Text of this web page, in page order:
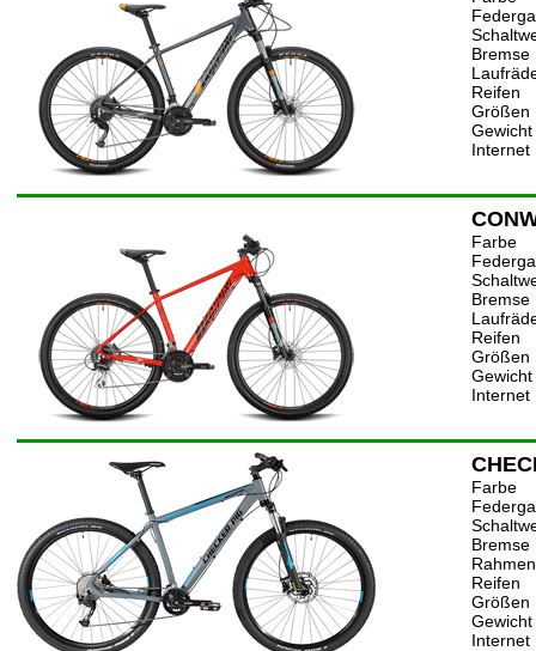
Bremse
Reifen
Größen
Gewicht
Internet
Farbe
Bremse
Reifen
Größen
Gewicht
Internet
Farbe
Bremse
Rahmen
Reifen
Größen
Gewicht
Internet